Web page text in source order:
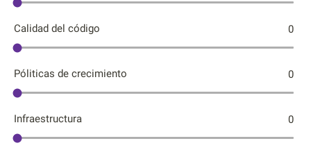
Calidad del código 0
Póliticas de crecimiento 0
Infraestructura 0